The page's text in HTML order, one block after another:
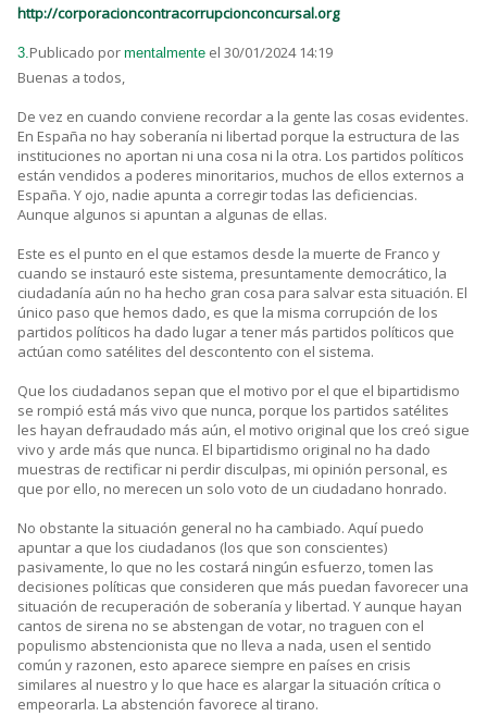
http://corporacioncontracorrupcionconcursal.org
3.Publicado por mentalmente el 30/01/2024 14:19
Buenas a todos,
De vez en cuando conviene recordar a la gente las cosas evidentes.
En España no hay soberanía ni libertad porque la estructura de las
instituciones no aportan ni una cosa ni la otra. Los partidos políticos
están vendidos a poderes minoritarios, muchos de ellos externos a
España. Y ojo, nadie apunta a corregir todas las deficiencias.
Aunque algunos si apuntan a algunas de ellas.
Este es el punto en el que estamos desde la muerte de Franco y
cuando se instauró este sistema, presuntamente democrático, la
ciudadanía aún no ha hecho gran cosa para salvar esta situación. El
único paso que hemos dado, es que la misma corrupción de los
partidos políticos ha dado lugar a tener más partidos políticos que
actúan como satélites del descontento con el sistema.
Que los ciudadanos sepan que el motivo por el que el bipartidismo
se rompió está más vivo que nunca, porque los partidos satélites
les hayan defraudado más aún, el motivo original que los creó sigue
vivo y arde más que nunca. El bipartidismo original no ha dado
muestras de rectificar ni perdir disculpas, mi opinión personal, es
que por ello, no merecen un solo voto de un ciudadano honrado.
No obstante la situación general no ha cambiado. Aquí puedo
apuntar a que los ciudadanos (los que son conscientes)
pasivamente, lo que no les costará ningún esfuerzo, tomen las
decisiones políticas que consideren que más puedan favorecer una
situación de recuperación de soberanía y libertad. Y aunque hayan
cantos de sirena no se abstengan de votar, no traguen con el
populismo abstencionista que no lleva a nada, usen el sentido
común y razonen, esto aparece siempre en países en crisis
similares al nuestro y lo que hace es alargar la situación crítica o
empeorarla. La abstención favorece al tirano.